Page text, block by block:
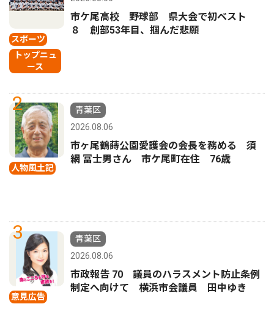
スポーツ
トップニュ
ース
市ケ尾高校 野球部 県大会で初ベスト
８ 創部53年目、掴んだ悲願
2
人物風土記
青葉区
2026.08.06
市ヶ尾鶴蒔公園愛護会の会長を務める 須
網 冨士男さん 市ケ尾町在住 76歳
3
意見広告
青葉区
2026.08.06
市政報告 70 議員のハラスメント防止条例
制定へ向けて 横浜市会議員 田中ゆき